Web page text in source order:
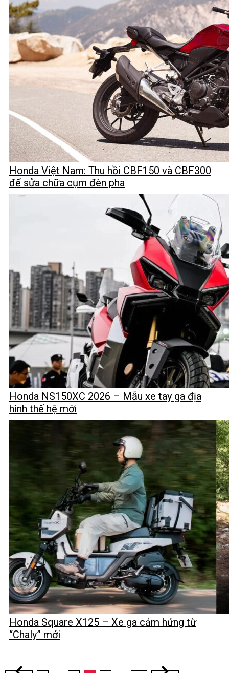
Honda Việt Nam: Thu hồi CBF150 và CBF300
để sửa chữa cụm đèn pha
Honda NS150XC 2026 – Mẫu xe tay ga địa
hình thế hệ mới
Honda Square X125 – Xe ga cảm hứng từ
“Chaly” mới
Phân